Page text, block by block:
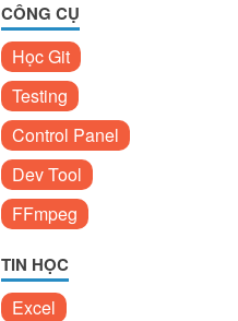
CÔNG CỤ
Học Git
Testing
Control Panel
Dev Tool
FFmpeg
TIN HỌC
Excel